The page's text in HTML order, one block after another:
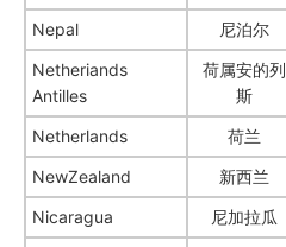
Nepal
尼泊尔
Netheriands
Antilles
荷属安的列
斯
Netherlands 荷兰
NewZealand
新西兰
Nicaragua
尼加拉瓜